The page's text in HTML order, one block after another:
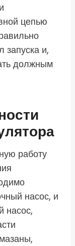
цепью
запуска и,
должным
работу
насос, и
насос,